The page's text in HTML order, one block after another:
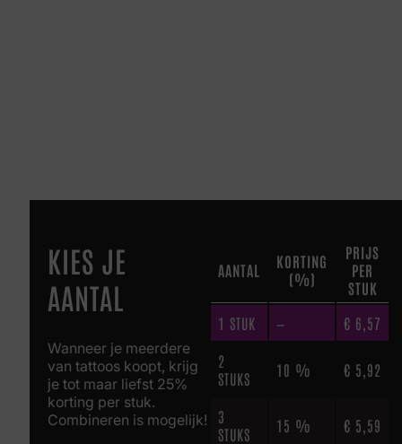
KIES JE
AANTAL
Wanneer je meerdere
van tattoos koopt, krijg
je tot maar liefst 25%
korting per stuk.
Combineren is mogelijk!
AANTAL
KORTING
(%)
PRIJS
PER
STUK
1 STUK — € 6,57
2
STUKS
10 % € 5,92
3
STUKS
15 % € 5,59